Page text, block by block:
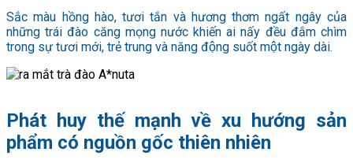
Sắc màu hồng hào, tươi tắn và hương thơm ngất ngây của
những trái đào căng mọng nước khiến ai nấy đều đắm chìm
trong sự tươi mới, trẻ trung và năng động suốt một ngày dài.
Phát huy thế mạnh về xu hướng sản
phẩm có nguồn gốc thiên nhiên